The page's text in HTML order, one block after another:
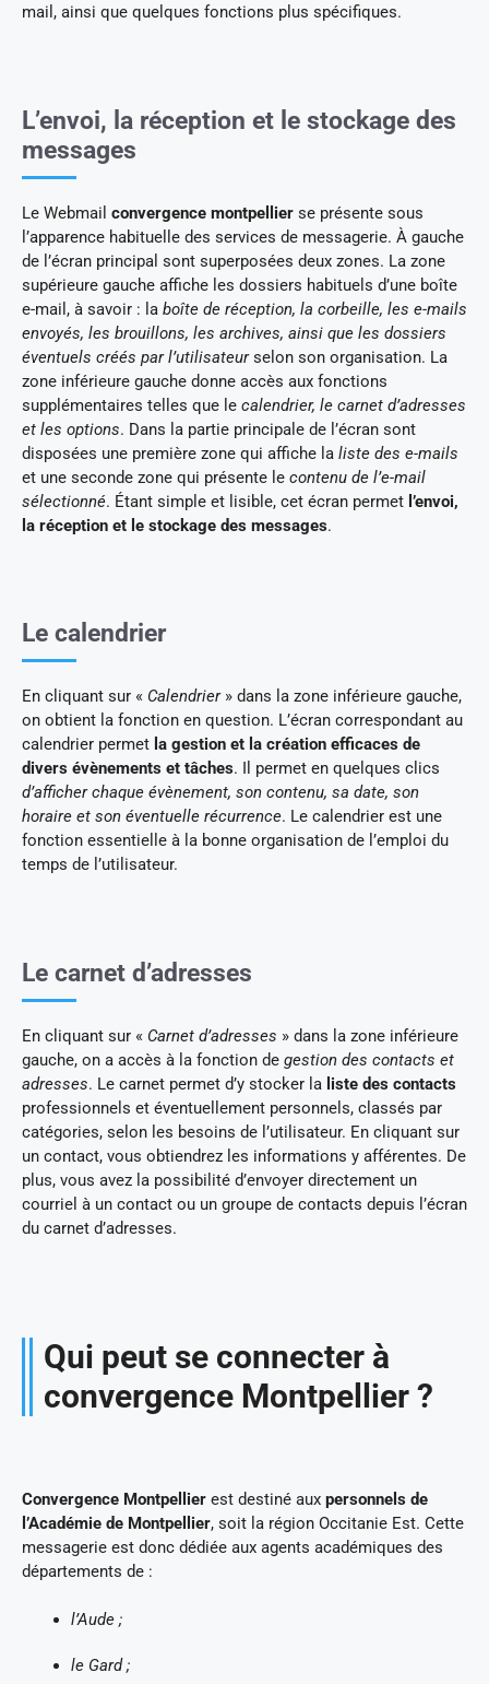
mail, ainsi que quelques fonctions plus spécifiques.
L’envoi, la réception et le stockage des
messages
Le Webmail convergence montpellier se présente sous
l’apparence habituelle des services de messagerie. À gauche
de l’écran principal sont superposées deux zones. La zone
supérieure gauche affiche les dossiers habituels d’une boîte
e-mail, à savoir : la boîte de réception, la corbeille, les e-mails
envoyés, les brouillons, les archives, ainsi que les dossiers
éventuels créés par l’utilisateurselon son organisation. La
zone inférieure gauche donne accès aux fonctions
supplémentaires telles que le calendrier, le carnet d’adresses
et les options. Dans la partie principale de l’écran sont
disposées une première zone qui affiche la liste des e-mails
et une seconde zone qui présente le contenu de l’e-mail
sélectionné. Étant simple et lisible, cet écran permet l’envoi,
la réception et le stockage des messages.
Le calendrier
En cliquant sur « Calendrier» dans la zone inférieure gauche,
on obtient la fonction en question. L’écran correspondant au
calendrier permet la gestion et la création efficaces de
divers évènements et tâches. Il permet en quelques clics
d’afficher chaque évènement, son contenu, sa date, son
horaire et son éventuelle récurrence. Le calendrier est une
fonction essentielle à la bonne organisation de l’emploi du
temps de l’utilisateur.
Le carnet d’adresses
En cliquant sur « Carnet d’adresses » dans la zone inférieure
gauche, on a accès à la fonction de gestion des contacts et
adresses. Le carnet permet d’y stocker la liste des contacts
professionnels et éventuellement personnels, classés par
catégories, selon les besoins de l’utilisateur. En cliquant sur
un contact, vous obtiendrez les informations y afférentes. De
plus, vous avez la possibilité d’envoyer directement un
courriel à un contact ou un groupe de contacts depuis l’écran
du carnet d’adresses.
Qui peut se connecter à
convergence Montpellier ?
Convergence Montpellier est destiné aux personnels de
l’Académie de Montpellier, soit la région Occitanie Est. Cette
messagerie est donc dédiée aux agents académiques des
départements de :
l’Aude ;
le Gard ;